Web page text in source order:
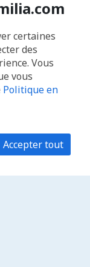
certaines
des
Vous
vous
Politique en
Accepter tout